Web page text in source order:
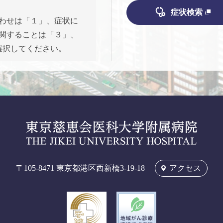
せは「１」、症状に
することは「３」、
してください。
症状検索
〒105-8471 東京都港区西新橋3-19-18 アクセス